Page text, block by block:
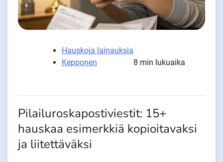
Hauskoja lainauksia
Kepponen
8 min lukuaika
Pilailuroskapostiviestit: 15+
hauskaa esimerkkiä kopioitavaksi
ja liitettäväksi